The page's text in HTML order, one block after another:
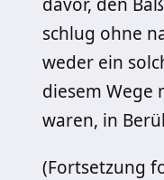
schlug ohne
weder ein
diesem Wege
waren, in
(Fortsetzung